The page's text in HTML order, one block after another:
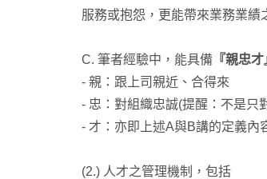
服務或抱怨，更能帶來業務業績
C. 筆者經驗中，能具備 『親忠才
- 親：跟上司親近、合得來
- 忠：對組織忠誠(提醒：不是只
- 才：亦即上述A與B講的定義內
(2.) 人才之管理機制，包括